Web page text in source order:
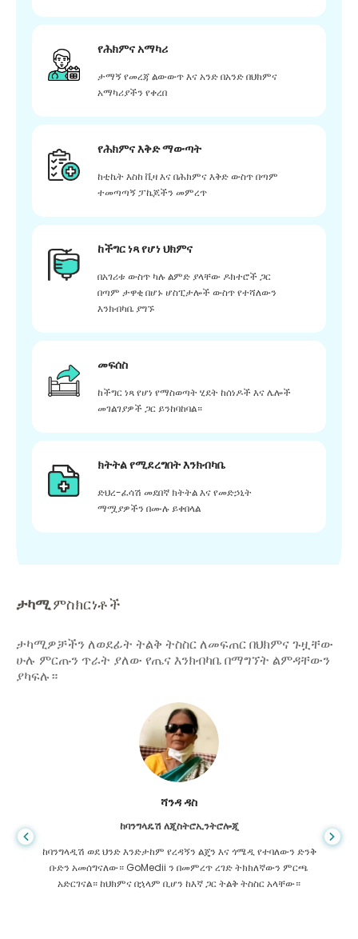
የሕክምና አማካሪ
ታማኝ የመረጃ ልውውጥ እና አንድ በአንድ በህክምና
አማካሪያችን የቀረበ
የሕክምና እቅድ ማውጣት
ከቲኬት እስከ ቪዛ እና በሕክምና እቅድ ውስጥ በጣም
ተመጣጣኝ ፓኬጆችን መምረጥ
ከችግር ነጻ የሆነ ህክምና
በአገሪቱ ውስጥ ካሉ ልምድ ያላቸው ዶክተሮች ጋር
በጣም ታዋቂ በሆኑ ሆስፒታሎች ውስጥ የተሻለውን
እንክብካቤ ያግኙ
መፍሰስ
ከችግር ነጻ የሆነ የማስወጣት ሂደት ከሰነዶች እና ሌሎች
መገልገያዎች ጋር ይንከባከባል።
ክትትል የሚደረግበት እንክብካቤ
ድህረ-ፈሳሽ መደበኛ ክትትል እና የመድኃኒት
ማሟያዎችን በሙሉ ይቀበላል
ታካሚምስክርነቶች
ታካሚዎቻችን ለወደፊት ትልቅ ትስስር ለመፍጠር በህክምና ጉዟቸው
ሁሉ ምርጡን ጥራት ያለው የጤና እንክብካቤ በማግኘት ልምዳቸውን
ያካፍሉ።
ሻንዳ ዳስ
ከባንግላዴሽ ለጂስትሮኢንትሮሎጂ
ከባንግላዲሽ ወደ ህንድ እንድታከም የረዳኝን ልጄን እና ጎሜዲ የተባለውን ድንቅ
ቡድን አመሰግናለው። GoMedii ን በመምረጥ ረገድ ትክክለኛውን ምርጫ
አድርገናል። ከህክምና በኋላም ቢሆን ከእኛ ጋር ትልቅ ትስስር አላቸው።